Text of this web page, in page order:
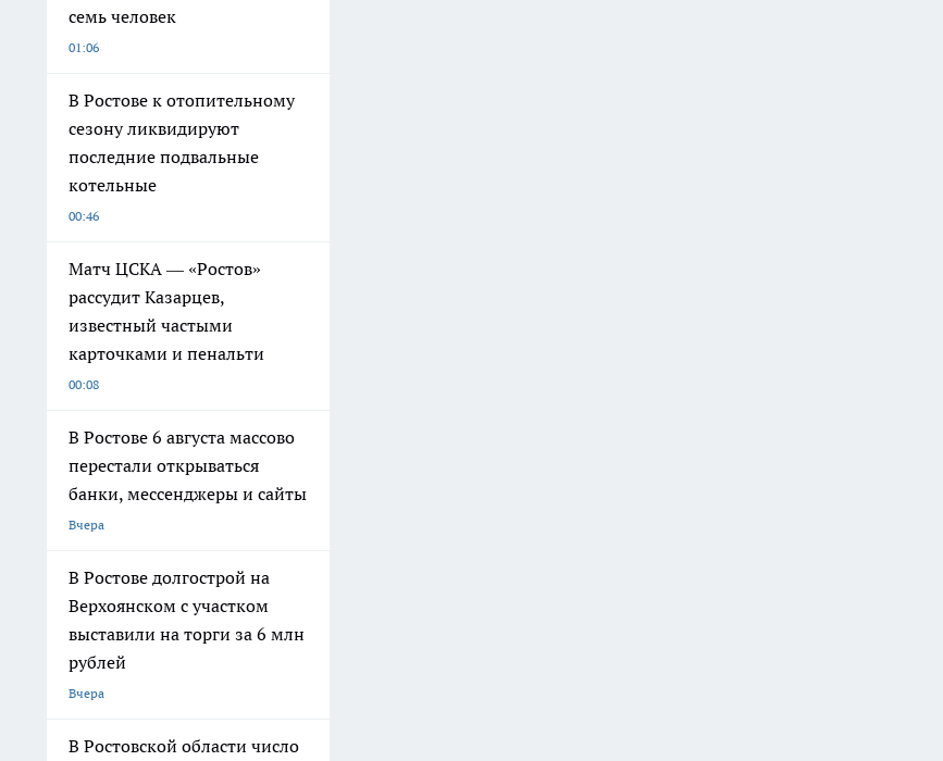
семь человек
01:06
В Ростове к отопительному
сезону ликвидируют
последние подвальные
котельные
00:46
Матч ЦСКА — «Ростов»
рассудит Казарцев,
известный частыми
карточками и пенальти
00:08
В Ростове 6 августа массово
перестали открываться
банки, мессенджеры и сайты
Вчера
В Ростове долгострой на
Верхоянском с участком
выставили на торги за 6 млн
рублей
Вчера
В Ростовской области число